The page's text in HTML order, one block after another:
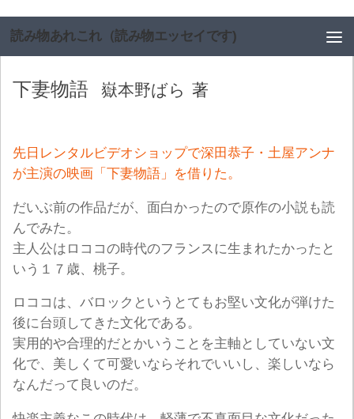
読み物あれこれ（読み物エッセイです)
下妻物語 嶽本野ばら 著
先日レンタルビデオショップで深田恭子・土屋アンナ
が主演の映画「下妻物語」を借りた。
だいぶ前の作品だが、面白かったので原作の小説も読
んでみた。
主人公はロココの時代のフランスに生まれたかったと
いう１７歳、桃子。
ロココは、バロックというとてもお堅い文化が弾けた
後に台頭してきた文化である。
実用的や合理的だとかいうことを主軸としていない文
化で、美しくて可愛いならそれでいいし、楽しいなら
なんだって良いのだ。